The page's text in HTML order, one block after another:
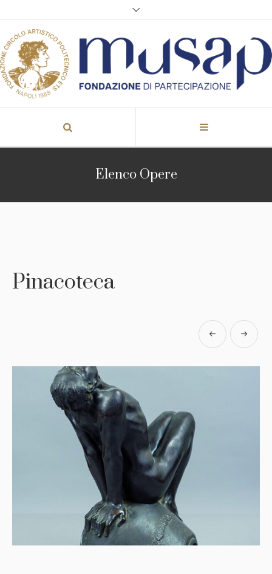
Elenco Opere
Pinacoteca